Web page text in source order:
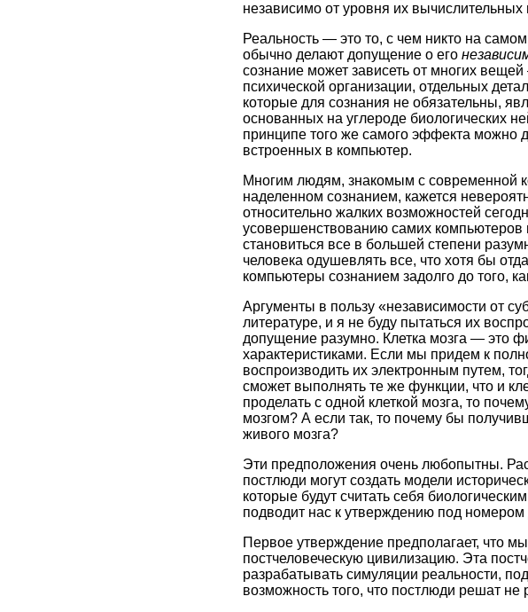
независимо от уровня их
Реальность — это то, с чем никто на
обычно делают допущение о его
сознание может зависеть от многих
психической организации, отдельных
которые для сознания не обязательны,
основанных на углероде биологических
принципе того же самого эффекта можно
встроенных в компьютер.
Многим людям, знакомым с современной
наделенном сознанием, кажется
относительно жалких возможностей
усовершенствованию самих компьютеров
становиться все в большей степени
человека одушевлять все, что хотя бы
компьютеры сознанием задолго до того,
Аргументы в пользу «независимости от
литературе, и я не буду пытаться их
допущение разумно. Клетка мозга — это
характеристиками. Если мы придем к
воспроизводить их электронным путем,
сможет выполнять те же функции, что и
проделать с одной клеткой мозга, то
мозгом? А если так, то почему бы
живого мозга?
Эти предположения очень любопытны.
постлюди могут создать модели
которые будут считать себя
подводит нас к утверждению под номером
Первое утверждение предполагает, что
постчеловеческую цивилизацию. Эта
разрабатывать симуляции реальности,
возможность того, что постлюди решат не